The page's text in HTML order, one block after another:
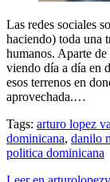
Las redes sociales
haciendo) toda una
humanos. Aparte de
viendo día a día en
esos terrenos en
aprovechada.…
Tags: arturo lopez
dominicana, danilo
politica dominicana